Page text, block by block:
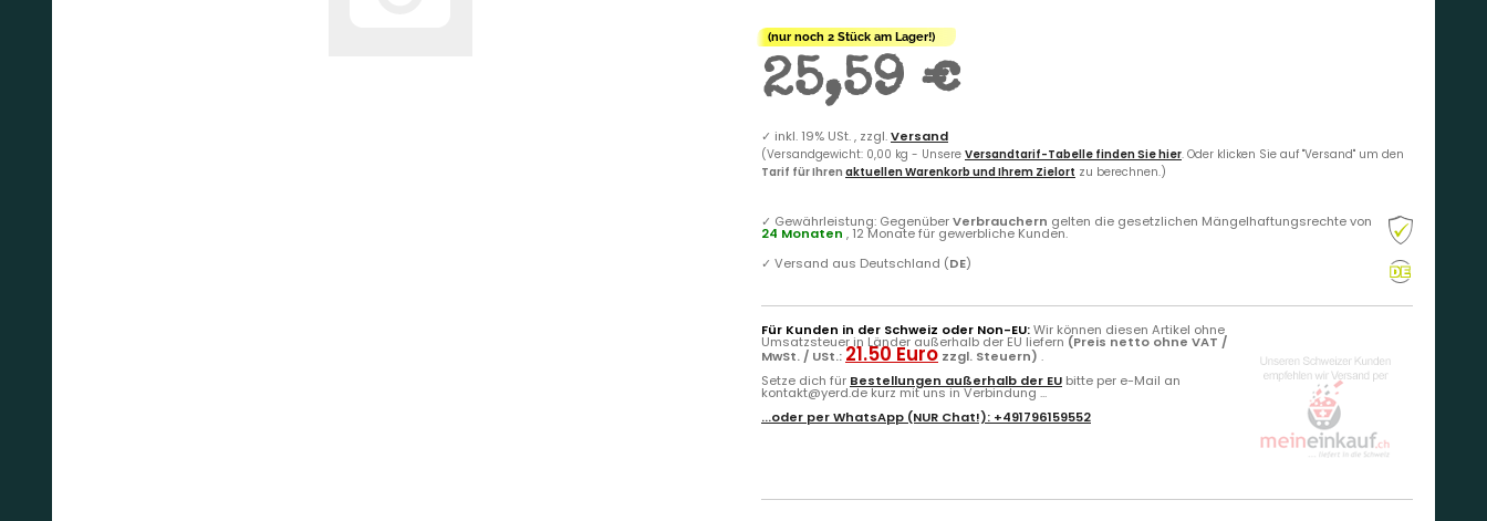
(nur noch 2 Stück am Lager!)
25,59 €
✓ inkl. 19% USt. , zzgl.Versand
(Versandgewicht: 0,00 kg - Unsere Versandtarif-Tabelle finden Sie hier. Oder klicken Sie auf "Versand" um den
Tarif für Ihren aktuellen Warenkorb und Ihrem Zielort zu berechnen.)
✓ Gewährleistung: GegenüberVerbrauchern gelten die gesetzlichen Mängelhaftungsrechte von
24 Monaten , 12 Monate für gewerbliche Kunden.
✓ Versand aus Deutschland (DE)
Für Kunden in der Schweiz oder Non-EU:Wir können diesen Artikel ohne
Umsatzsteuer in Länder außerhalb der EU liefern (Preis netto ohne VAT /
MwSt. / USt.: 21.50 Euro zzgl. Steuern) .
Setze dich für Bestellungen außerhalb der EU bitte per e-Mail an
kontakt@yerd.de kurz mit uns in Verbindung ...
...oder perWhatsApp (NUR Chat!): +491796159552